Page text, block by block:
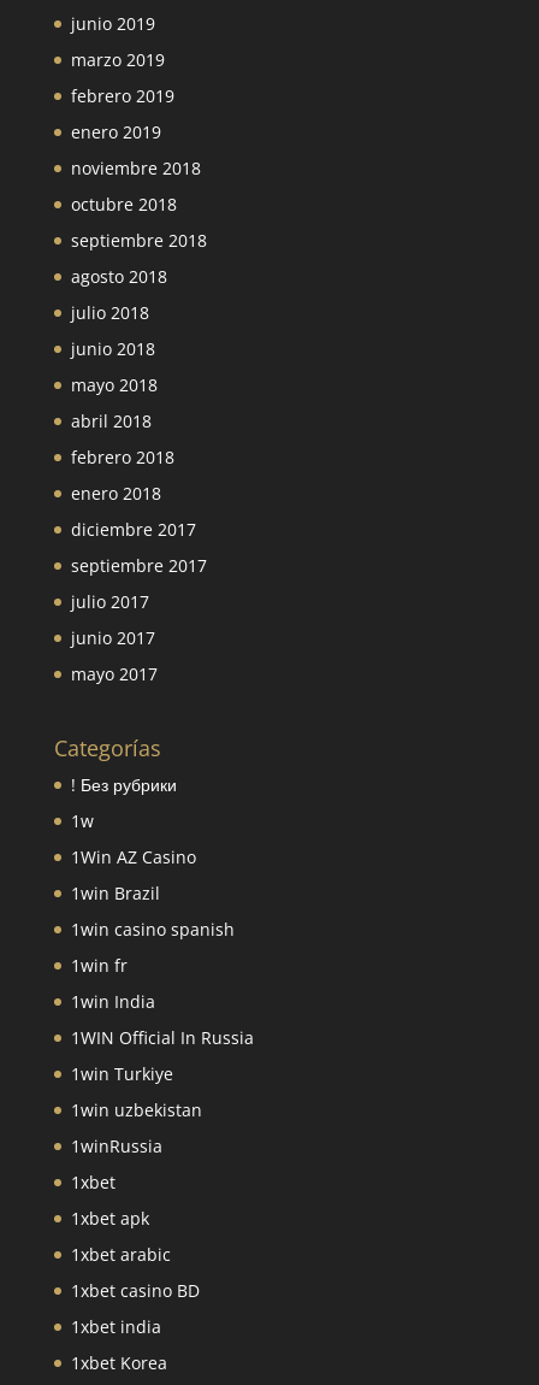
junio 2019
marzo 2019
febrero 2019
enero 2019
noviembre 2018
octubre 2018
septiembre 2018
agosto 2018
julio 2018
junio 2018
mayo 2018
abril 2018
febrero 2018
enero 2018
diciembre 2017
septiembre 2017
julio 2017
junio 2017
mayo 2017
Categorías
! Без рубрики
1w
1Win AZ Casino
1win Brazil
1win casino spanish
1win fr
1win India
1WIN Official In Russia
1win Turkiye
1win uzbekistan
1winRussia
1xbet
1xbet apk
1xbet arabic
1xbet casino BD
1xbet india
1xbet Korea